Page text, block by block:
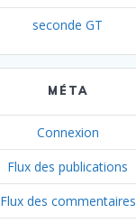
seconde GT
MÉTA
Connexion
Flux des publications
Flux des commentaires